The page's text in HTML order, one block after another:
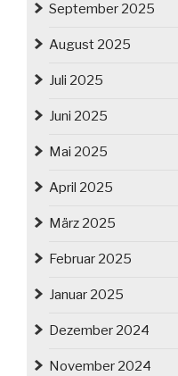
September 2025
August 2025
Juli 2025
Juni 2025
Mai 2025
April 2025
März 2025
Februar 2025
Januar 2025
Dezember 2024
November 2024